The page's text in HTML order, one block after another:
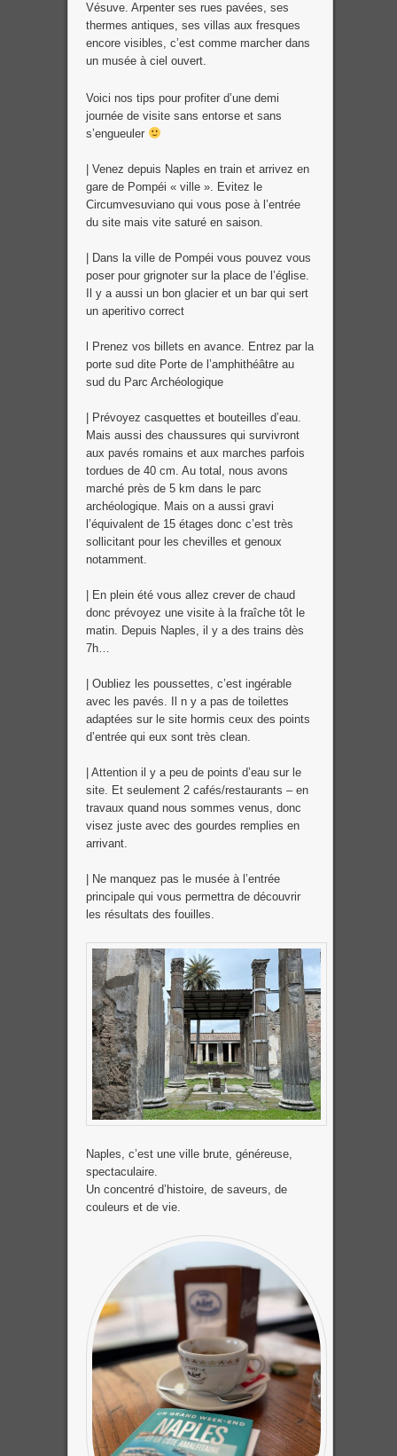
Vésuve. Arpenter ses rues pavées, ses
thermes antiques, ses villas aux fresques
encore visibles, c’est comme marcher dans
un musée à ciel ouvert.
Voici nos tips pour profiter d’une demi
journée de visite sans entorse et sans
s’engueuler
| Venez depuis Naples en train et arrivez en
gare de Pompéi « ville ». Evitez le
Circumvesuviano qui vous pose à l’entrée
du site mais vite saturé en saison.
| Dans la ville de Pompéi vous pouvez vous
poser pour grignoter sur la place de l’église.
Il y a aussi un bon glacier et un bar qui sert
un aperitivo correct
l Prenez vos billets en avance. Entrez par la
porte sud dite Porte de l’amphithéâtre au
sud du Parc Archéologique
| Prévoyez casquettes et bouteilles d’eau.
Mais aussi des chaussures qui survivront
aux pavés romains et aux marches parfois
tordues de 40 cm. Au total, nous avons
marché près de 5 km dans le parc
archéologique. Mais on a aussi gravi
l’équivalent de 15 étages donc c’est très
sollicitant pour les chevilles et genoux
notamment.
| En plein été vous allez crever de chaud
donc prévoyez une visite à la fraîche tôt le
matin. Depuis Naples, il y a des trains dès
7h…
| Oubliez les poussettes, c’est ingérable
avec les pavés. Il n y a pas de toilettes
adaptées sur le site hormis ceux des points
d’entrée qui eux sont très clean.
| Attention il y a peu de points d’eau sur le
site. Et seulement 2 cafés/restaurants – en
travaux quand nous sommes venus, donc
visez juste avec des gourdes remplies en
arrivant.
| Ne manquez pas le musée à l’entrée
principale qui vous permettra de découvrir
les résultats des fouilles.
Naples, c’est une ville brute, généreuse,
spectaculaire.
Un concentré d’histoire, de saveurs, de
couleurs et de vie.